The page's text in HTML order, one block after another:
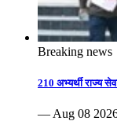
Breaking news
210 अभ्यर्थी राज्य
— Aug 08